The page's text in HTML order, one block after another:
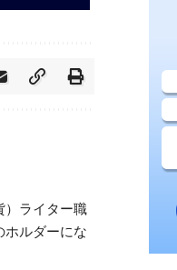
）ライター職
ホルダーにな